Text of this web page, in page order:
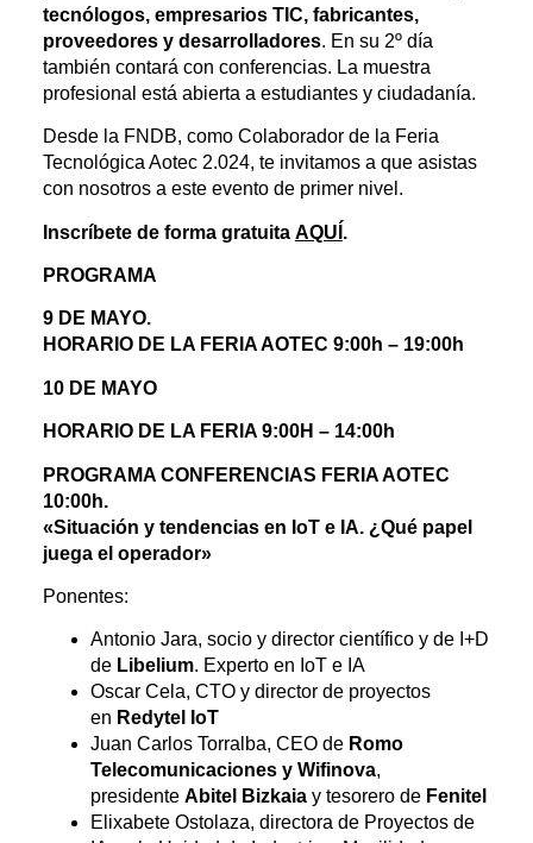
tecnólogos, empresarios TIC, fabricantes,
proveedores y desarrolladores. En su 2º día
también contará con conferencias. La muestra
profesional está abierta a estudiantes y ciudadanía.
Desde la FNDB, como Colaborador de la Feria
Tecnológica Aotec 2.024, te invitamos a que asistas
con nosotros a este evento de primer nivel.
Inscríbete de forma gratuita AQUÍ .
PROGRAMA
9 DE MAYO.
HORARIO DE LA FERIA AOTEC 9:00h – 19:00h
10 DE MAYO
HORARIO DE LA FERIA 9:00H – 14:00h
PROGRAMA CONFERENCIAS FERIA AOTEC
10:00h.
«Situación y tendencias en IoT e IA. ¿Qué papel
juega el operador»
Ponentes:
Antonio Jara, socio y director científico y de I+D
de Libelium. Experto en IoT e IA
Oscar Cela, CTO y director de proyectos
en Redytel IoT
Juan Carlos Torralba, CEO de Romo
Telecomunicaciones y Wifinova,
presidente Abitel Bizkaiay tesorero de Fenitel
Elixabete Ostolaza, directora de Proyectos de